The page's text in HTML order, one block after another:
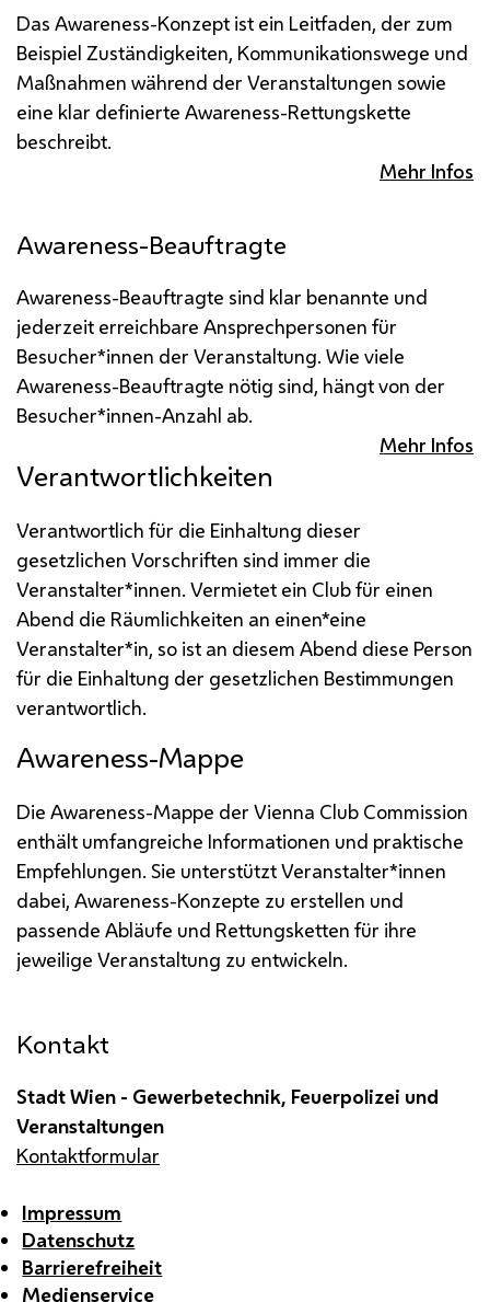
Das Awareness-Konzept ist ein Leitfaden, der zum
Beispiel Zuständigkeiten, Kommunikationswege und
Maßnahmen während der Veranstaltungen sowie
eine klar definierte Awareness-Rettungskette
beschreibt.
Mehr Infos
Awareness-Beauftragte
Awareness-Beauftragte sind klar benannte und
jederzeit erreichbare Ansprechpersonen für
Besucher*innen der Veranstaltung. Wie viele
Awareness-Beauftragte nötig sind, hängt von der
Besucher*innen-Anzahl ab.
Mehr Infos
Verantwortlichkeiten
Verantwortlich für die Einhaltung dieser
gesetzlichen Vorschriften sind immer die
Veranstalter*innen. Vermietet ein Club für einen
Abend die Räumlichkeiten an einen*eine
Veranstalter*in, so ist an diesem Abend diese Person
für die Einhaltung der gesetzlichen Bestimmungen
verantwortlich.
Awareness-Mappe
Die Awareness-Mappe der Vienna Club Commission
enthält umfangreiche Informationen und praktische
Empfehlungen. Sie unterstützt Veranstalter*innen
dabei, Awareness-Konzepte zu erstellen und
passende Abläufe und Rettungsketten für ihre
jeweilige Veranstaltung zu entwickeln.
Kontakt
Stadt Wien - Gewerbetechnik, Feuerpolizei und
Veranstaltungen
Kontaktformular
Impressum
Datenschutz
Barrierefreiheit
Medienservice